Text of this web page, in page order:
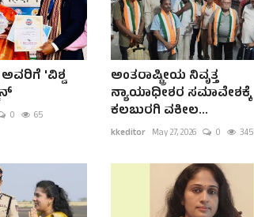
ಅವರಿಗೆ 'ವಿಶ್ವ
0 65
ಅಂತರಾಷ್ಟ್ರೀಯ ನಿವೃತ್ತ
ನ್ಯಾಯಾಧೀಶರ ಸಮಾವೇಶಕ್ಕೆ
ಕಲಬುರಗಿ ವಕೀಲ...
kkeditor May 27, 2026 0 345